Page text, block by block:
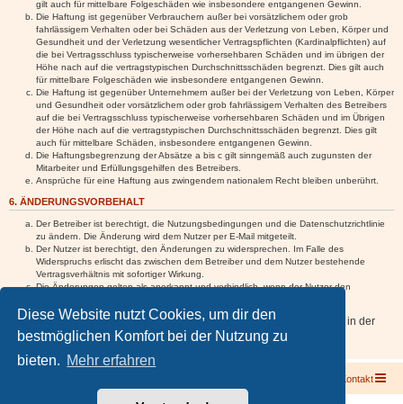
Diese Website nutzt Cookies, um dir den
bestmöglichen Komfort bei der Nutzung zu
bieten. Mehr erfahren
gilt auch für mittelbare Folgeschäden wie insbesondere entgangenen Gewinn.
Die Haftung ist gegenüber Verbrauchern außer bei vorsätzlichem oder grob
fahrlässigem Verhalten oder bei Schäden aus der Verletzung von Leben, Körper und
Gesundheit und der Verletzung wesentlicher Vertragspflichten (Kardinalpflichten) auf
die bei Vertragsschluss typischerweise vorhersehbaren Schäden und im übrigen der
Höhe nach auf die vertragstypischen Durchschnittsschäden begrenzt. Dies gilt auch
für mittelbare Folgeschäden wie insbesondere entgangenen Gewinn.
Die Haftung ist gegenüber Unternehmern außer bei der Verletzung von Leben, Körper
und Gesundheit oder vorsätzlichem oder grob fahrlässigem Verhalten des Betreibers
auf die bei Vertragsschluss typischerweise vorhersehbaren Schäden und im Übrigen
der Höhe nach auf die vertragstypischen Durchschnittsschäden begrenzt. Dies gilt
auch für mittelbare Schäden, insbesondere entgangenen Gewinn.
Die Haftungsbegrenzung der Absätze a bis c gilt sinngemäß auch zugunsten der
Mitarbeiter und Erfüllungsgehilfen des Betreibers.
Ansprüche für eine Haftung aus zwingendem nationalem Recht bleiben unberührt.
6. ÄNDERUNGSVORBEHALT
Der Betreiber ist berechtigt, die Nutzungsbedingungen und die Datenschutzrichtlinie
zu ändern. Die Änderung wird dem Nutzer per E-Mail mitgeteilt.
Der Nutzer ist berechtigt, den Änderungen zu widersprechen. Im Falle des
Widerspruchs erlischt das zwischen dem Betreiber und dem Nutzer bestehende
Vertragsverhältnis mit sofortiger Wirkung.
Die Änderungen gelten als anerkannt und verbindlich, wenn der Nutzer den
Informationen über den Umgang mit deinen persönlichen Daten sind in der
Datenschutzrichtlinie enthalten.
Kontakt